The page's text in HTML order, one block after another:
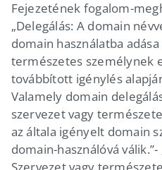
Fejezetének fogalom-
„Delegálás: A domain
domain használatba
természetes személynek
továbbított igénylés
Valamely domain
szervezet vagy
az általa igényelt domain
domain-használóvá válik.”-
Szervezet vagy